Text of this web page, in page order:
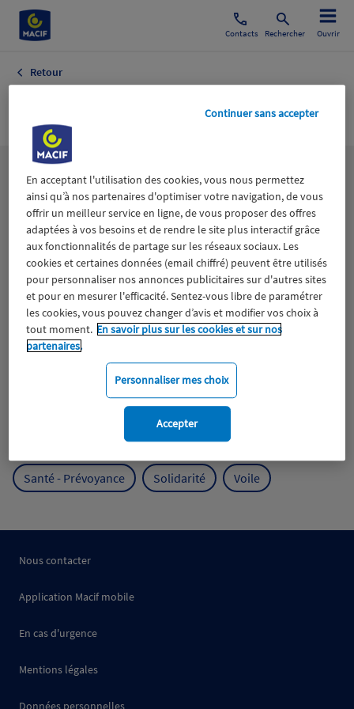
Contacts Rechercher Ouvrir
Retour
Lesthématiques
Aidants Catastrophes naturelles Climat
ESS
Expérience clients Fondation Macif Jeunesse
Mobilité
Protection de l'environnement
Protection des océans Prévention
Santé - Prévoyance Solidarité Voile
Nous contacter
Application Macif mobile
En cas d'urgence
Mentions légales
Données personnelles
En acceptant l'utilisation des cookies, vous nous permettez
ainsi qu’à nos partenaires d'optimiser votre navigation, de vous
offrir un meilleur service en ligne, de vous proposer des offres
adaptées à vos besoins et de rendre le site plus interactif grâce
aux fonctionnalités de partage sur les réseaux sociaux. Les
cookies et certaines données (email chiffré) peuvent être utilisés
pour personnaliser nos annonces publicitaires sur d'autres sites
et pour en mesurer l'efficacité. Sentez-vous libre de paramétrer
les cookies, vous pouvez changer d’avis et modifier vos choix à
tout moment. En savoir plus sur les cookies et sur nos
partenaires.
Personnaliser mes choix
Continuer sans accepter
Accepter